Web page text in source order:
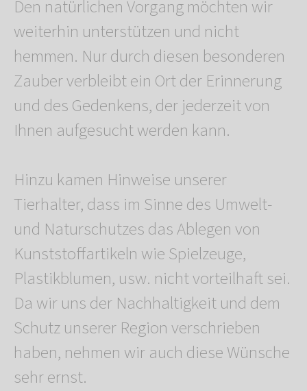
Den natürlichen Vorgang möchten wir
weiterhin unterstützen und nicht
hemmen. Nur durch diesen besonderen
Zauber verbleibt ein Ort der Erinnerung
und des Gedenkens, der jederzeit von
Ihnen aufgesucht werden kann.
Hinzu kamen Hinweise unserer
Tierhalter, dass im Sinne des Umwelt-
und Naturschutzes das Ablegen von
Kunststoffartikeln wie Spielzeuge,
Plastikblumen, usw. nicht vorteilhaft sei.
Da wir uns der Nachhaltigkeit und dem
Schutz unserer Region verschrieben
haben, nehmen wir auch diese Wünsche
sehr ernst.